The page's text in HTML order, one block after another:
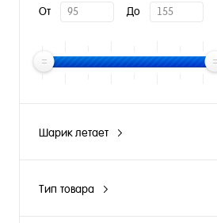
От До
Шарик летает
Тип товара